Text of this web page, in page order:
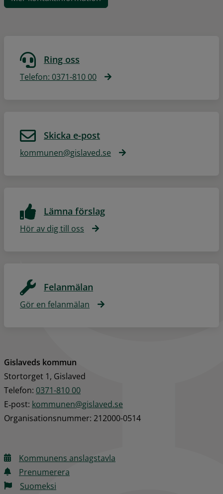
Ring oss
Telefon: 0371-810 00
Skicka e-post
kommunen@gislaved.se
Lämna förslag
Hör av dig till oss
Felanmälan
Gör en felanmälan
Gislaveds kommun
Stortorget 1, Gislaved
Telefon: 0371-810 00
E‑post: kommunen@gislaved.se
Organisationsnummer: 212000-0514
Kommunens anslagstavla
Prenumerera
Suomeksi